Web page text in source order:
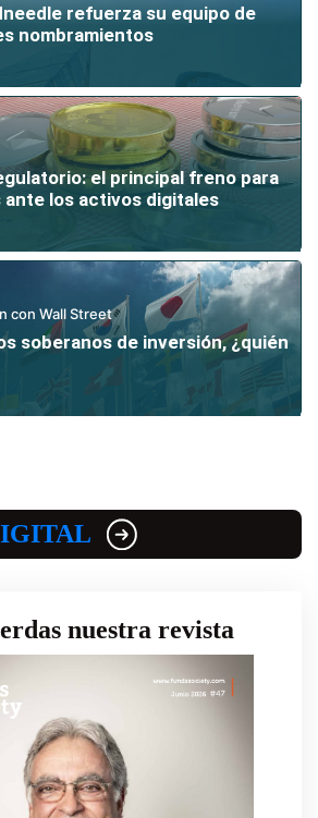
refuerza su equipo de
nombramientos
el principal freno para
los activos digitales
con Wall Street
soberanos de inversión, ¿quién
nuestra revista